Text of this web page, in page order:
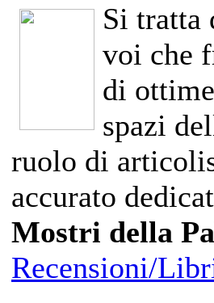
Si tratta
voi che
di
spazi
ruolo di
accurato
Mostri della
Recensioni/